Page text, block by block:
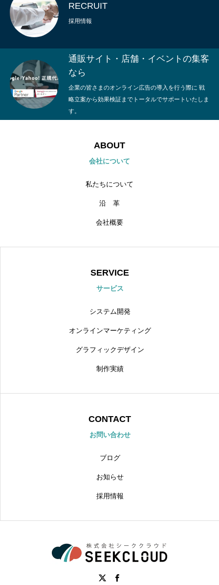
RECRUIT
採用情報
通販サイト・店舗・イベントの集客
なら
企業の皆さまのオンライン広告の導入を行う際に 戦
略立案から効果検証までトータルでサポートいたしま
す。
ABOUT
会社について
私たちについて
沿 革
会社概要
SERVICE
サービス
システム開発
オンラインマーケティング
グラフィックデザイン
制作実績
CONTACT
お問い合わせ
ブログ
お知らせ
採用情報